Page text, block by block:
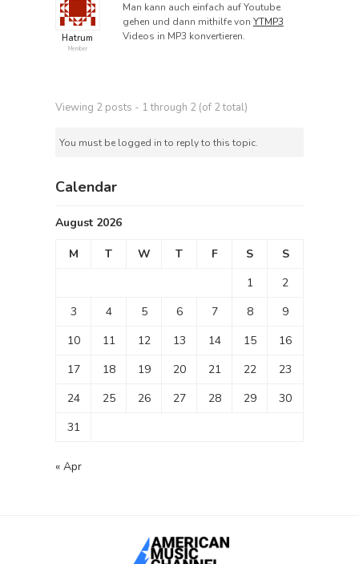
Hatrum
Member
Man kann auch einfach auf Youtube
gehen und dann mithilfe von YTMP3
Videos in MP3 konvertieren.
Viewing 2 posts - 1 through 2 (of 2 total)
You must be logged in to reply to this topic.
Calendar
August 2026
M T W T F S
S
1
2
3
4 5 6 7 8
9
10
11 12 13 14 15
16
17
18 19 20 21 22
23
24
25 26 27 28 29
30
31
« Apr